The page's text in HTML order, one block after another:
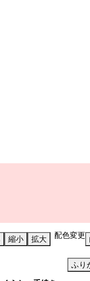
縮小 拡大 配色変更
ふり